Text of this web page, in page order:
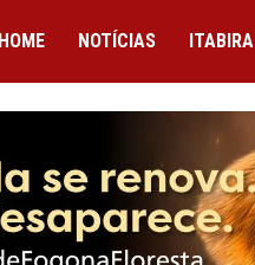
HOME NOTÍCIAS ITABIRA